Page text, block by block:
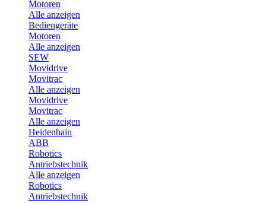
Motoren
Alle anzeigen
Bediengeräte
Motoren
Alle anzeigen
SEW
Movidrive
Movitrac
Alle anzeigen
Movidrive
Movitrac
Alle anzeigen
Heidenhain
ABB
Robotics
Antriebstechnik
Alle anzeigen
Robotics
Antriebstechnik